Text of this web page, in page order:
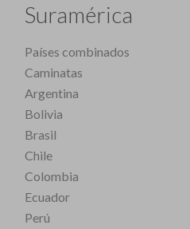
Suramérica
Países combinados
Caminatas
Argentina
Bolivia
Brasil
Chile
Colombia
Ecuador
Perú